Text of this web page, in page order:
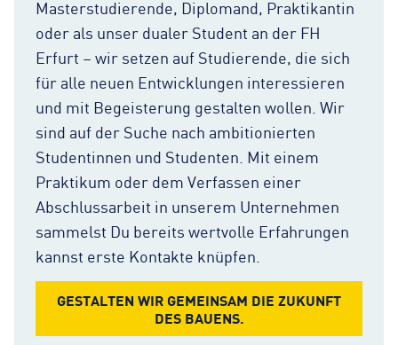
Masterstudierende, Diplomand, Praktikantin
oder als unser dualer Student an der FH
Erfurt – wir setzen auf Studierende, die sich
für alle neuen Entwicklungen interessieren
und mit Begeisterung gestalten wollen. Wir
sind auf der Suche nach ambitionierten
Studentinnen und Studenten. Mit einem
Praktikum oder dem Verfassen einer
Abschlussarbeit in unserem Unternehmen
sammelst Du bereits wertvolle Erfahrungen
kannst erste Kontakte knüpfen.
GESTALTEN WIR GEMEINSAM DIE ZUKUNFT
DES BAUENS.